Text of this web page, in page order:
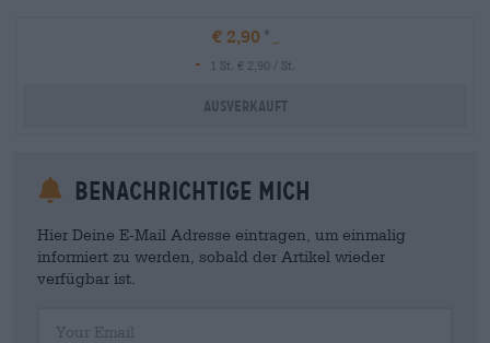
€ 2,90
-
1 St. € 2,90 / St.
Ausverkauft
Benachrichtige mich
Hier Deine E-Mail Adresse eintragen, um einmalig
informiert zu werden, sobald der Artikel wieder
verfügbar ist.